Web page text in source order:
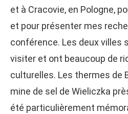
et à Cracovie, en Pologne,
et pour présenter mes
conférence. Les deux villes
visiter et ont beaucoup de
culturelles. Les thermes de
mine de sel de Wieliczka
été particulièrement